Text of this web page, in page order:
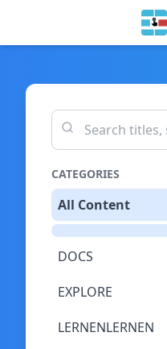
CATEGORIES
All Content
DOCS
EXPLORE
LERNENLERNEN